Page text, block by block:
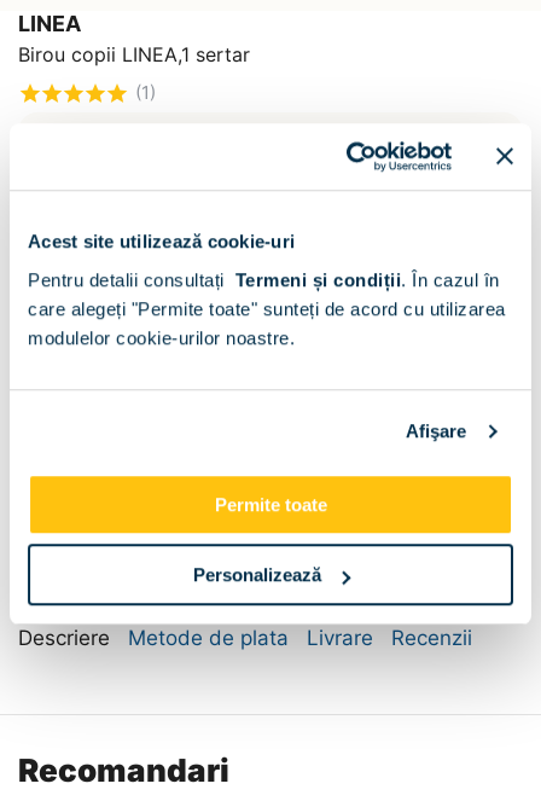
Acest site utilizează cookie-uri
Pentru detalii consultați Termeni și condiții. În cazul în
care alegeți "Permite toate" sunteți de acord cu utilizarea
modulelor cookie-urilor noastre.
Afişare
Permite toate
Personalizează
LINEA
Birou copii LINEA,1 sertar
(1)
Decor : Oak / Alb
Dimensiune:
120x52x78
Descriere Metode de plata Livrare Recenzii
Recomandari